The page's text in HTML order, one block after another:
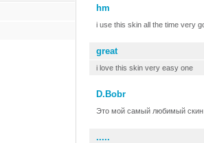
hm
i use this skin all the time very
great
i love this skin very easy one
D.Bobr
Это мой самый любимый
.....